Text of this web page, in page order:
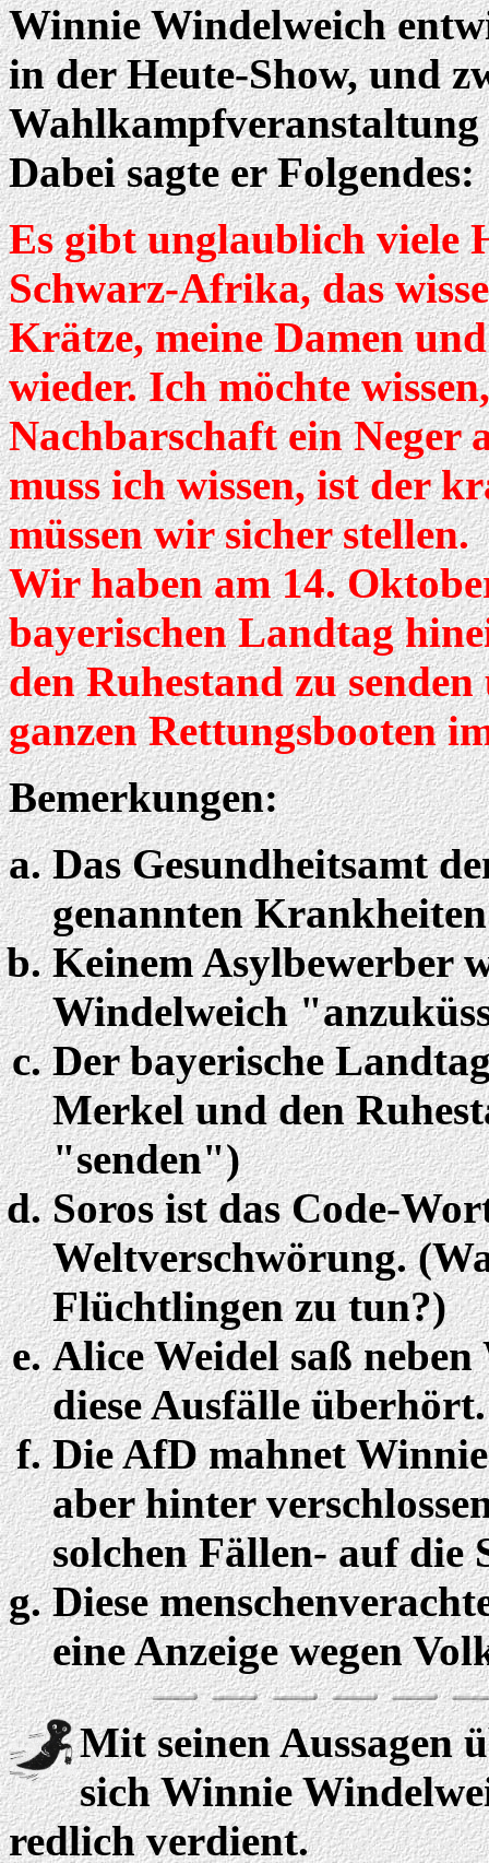
Winnie Windelweich
in der Heute-Show, und
Dabei sagte er Folgendes:
Es gibt unglaublich viele
Schwarz-Afrika, das
Krätze, meine Damen
wieder. Ich möchte
Nachbarschaft ein Neger
muss ich wissen, ist der
müssen wir sicher stellen.
Wir haben am 14.
bayerischen Landtag
den Ruhestand zu
ganzen Rettungsbooten
Bemerkungen:
Das Gesundheitsamt
genannten
Keinem Asylbewerber
Windelweich
Der bayerische
Merkel und den
"senden")
Soros ist das Code-
Weltverschwörung.
Flüchtlingen zu tun?)
Alice Weidel saß
diese Ausfälle überhört.
Die AfD mahnet
aber hinter
solchen Fällen- auf die
Diese
eine Anzeige wegen
Mit seinen Aussagen
sich Winnie
redlich verdient.